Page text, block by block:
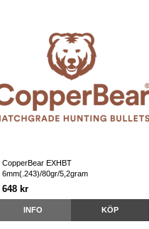
CopperBear EXHBT
6mm(.243)/80gr/5,2gram
648 kr
INFO KÖP